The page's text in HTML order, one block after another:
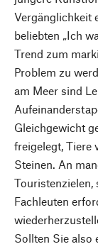
Vergänglichkeit
beliebten „Ich
Trend zum
Problem zu
am Meer sind
Gleichgewicht
freigelegt, Tiere
Steinen. An
Touristenzielen,
Fachleuten
Sollten Sie also